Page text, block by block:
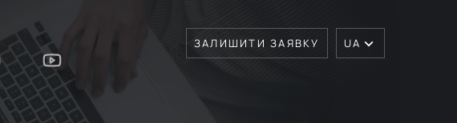
ЗАЛИШИТИ ЗАЯВКУ
UA